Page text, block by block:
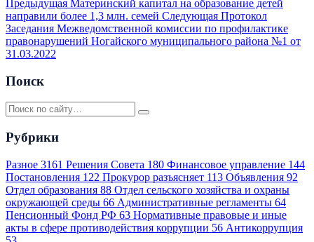
Предыдущая Материнский капитал на образование детей
направили более 1,3 млн. семей Следующая Протокол
Заседания Межведомственной комиссии по профилактике
правонарушений Ногайского муниципального района №1 от
31.03.2022
Поиск
Рубрики
Разное 3161 Решения Совета 180 Финансовое управление 144
Постановления 122 Прокурор разъясняет 113 Объявления 92
Отдел образования 88 Отдел сельского хозяйства и охраны
окружающей среды 66 Административные регламенты 64
Пенсионный Фонд РФ 63 Нормативные правовые и иные
акты в сфере противодействия коррупции 56 Антикоррупция